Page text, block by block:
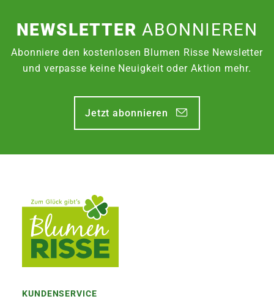
NEWSLETTERABONNIEREN
Abonniere den kostenlosen Blumen Risse Newsletter
und verpasse keine Neuigkeit oder Aktion mehr.
Jetzt abonnieren
KUNDENSERVICE